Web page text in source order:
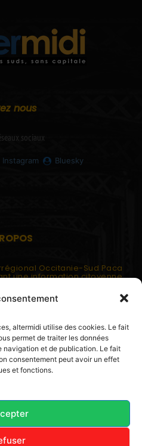
altermidi utilise des cookies. Le fait
permet de traiter les données
navigation et de publication. Le fait
consentement peut avoir un effet
et fonctions.
nous
sociaux
Instagram Bluesky
Occitanie-Sud Paca
une information citoyenne
la méditerranée,
globales évaluées à
ou d'analyses à l'échelon
sans capitale.